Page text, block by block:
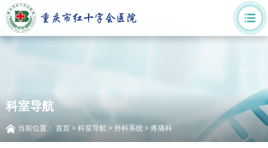
科室导航
当前位置： 首页> 科室导航> 外科系统> 疼痛科